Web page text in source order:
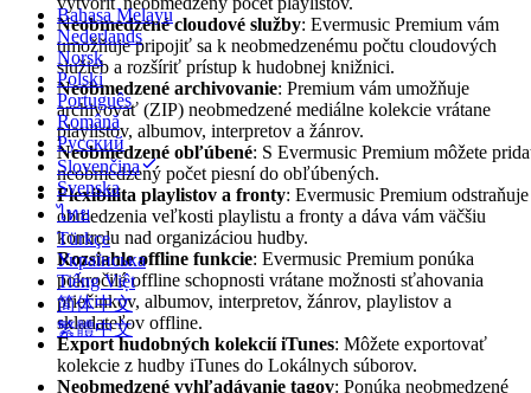
Bahasa Melayu
Nederlands
Norsk
Polski
Português
Română
Русский
Slovenčina
Svenska
ไทย
Türkçe
Українська
Tiếng Việt
简体中文
繁體中文
Neobmedzené cloudové služby: Evermusic Premium vám
umožňuje pripojiť sa k neobmedzenému počtu cloudových
služieb a rozšíriť prístup k hudobnej knižnici.
Neobmedzené archivovanie: Premium vám umožňuje
archivovať (ZIP) neobmedzené mediálne kolekcie vrátane
playlistov, albumov, interpretov a žánrov.
Neobmedzené obľúbené: S Evermusic Premium môžete
neobmedzený počet piesní do obľúbených.
Flexibilita playlistov a fronty: Evermusic Premium odstraňuje
obmedzenia veľkosti playlistu a fronty a dáva vám väčšiu
kontrolu nad organizáciou hudby.
Rozsiahle offline funkcie: Evermusic Premium ponúka
pokročilé offline schopnosti vrátane možnosti sťahovania
priečinkov, albumov, interpretov, žánrov, playlistov a
skladateľov offline.
Export hudobných kolekcií iTunes: Môžete exportovať
kolekcie z hudby iTunes do Lokálnych súborov.
Neobmedzené vyhľadávanie tagov: Ponúka neobmedzené